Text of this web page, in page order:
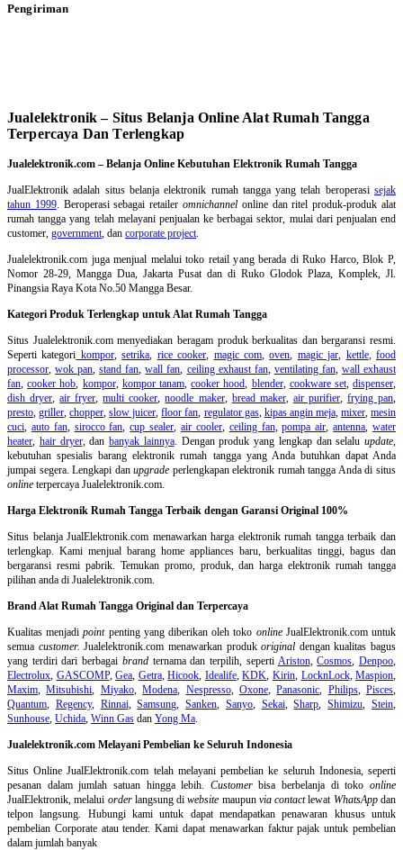
Pengiriman
Jualelektronik – Situs Belanja Online Alat Rumah Tangga
Terpercaya Dan Terlengkap
Jualelektronik.com – Belanja Online Kebutuhan Elektronik Rumah Tangga
JualElektronik adalah situs belanja elektronik rumah tanggayang telah beroperasisejak
tahun 1999. Beroperasi sebagai retaileromnichannel online dan ritel produk-produk alat
rumah tangga yang telah melayani penjualan ke berbagai sektor, mulai dari penjualan end
customer, government , dan corporate project
Jualelektronik.com juga menjual melalui toko retail yang berada di Ruko Harco, Blok P,
Nomor 28-29, Mangga Dua, Jakarta Pusat dan di Ruko Glodok Plaza, Komplek, Jl.
Pinangsia Raya Kota No.50 Mangga Besar.
Kategori Produk Terlengkap untuk Alat Rumah Tangga
Situs Jualelektronik.com menyediakan beragam produk berkualitas dan bergaransi resmi.
Seperti kategori kompor,setrika rice cooker magic com,oven magic jar kettle,food
processor ,wok pan ,stand fan ,wall fan ceiling exhaust fan, ventilating fan, wall exhaust
fan ,cooker hob kompor, kompor tanam,cooker hood blender, cookware set,dispenser
dish dryer ,air fryer ,multi cooker ,noodle maker, bread maker, air purifier, frying pan
presto ,griller ,chopper ,slow juicer ,floor fan regulator gas, kipas angin meja, mixer,mesin
cuci auto fan, sirocco fan ,cup sealer ,air cooler, ceiling fan,pompa air ,antenna ,water
heater hair dryer, dan banyak lainnya. Dengan produk yang lengkap dan selalu update
kebutuhan spesialis barang elektronik rumah tangga yang Anda butuhkan dapat Anda
jumpai segera. Lengkapi danupgrade perlengkapan elektronik rumah tangga Anda di situs
online terpercaya Jualelektronik.com.
Harga Elektronik Rumah Tangga Terbaik dengan Garansi Original 100%
Situs belanjaJualElektronik.com menawarkan harga elektronik rumah tangga terbaik dan
terlengkap. Kami menjual barang home appliances baru, berkualitas tinggi, bagus dan
bergaransi resmi pabrik. Temukan promo, produk, dan harga elektronik rumah tangga
pilihan anda di Jualelektronik.com.
Brand Alat Rumah Tangga Original dan Terpercaya
Kualitas menjadipointpenting yang diberikan oleh toko onlineJualElektronik.com untuk
semua customer. Jualelektronik.com menawarkan produkoriginal dengan kualitas bagus
yang terdiri dari berbagai brandternama dan terpilih, seperti Ariston,Cosmos ,Denpoo
Electrolux GASCOMP,Gea Getra,Hicook Idealife,KDK Kirin, LocknLock,Maspion
Maxim ,Mitsubishi Miyako,Modena Nespresso, Oxone,Panasonic Philips, Pisces
Quantum
Regency, Rinnai,Samsung ,Sanken Sanyo, Sekai,Sharp ,Shimizu ,Stein
Sunhouse Uchida Winn Gas dan Yong Ma
Jualelektronik.com Melayani Pembelian ke Seluruh Indonesia
Situs Online JualElektronik.com telah melayani pembelian ke seluruh Indonesia, seperti
pesanan dalam jumlah satuan hingga lebih. Customerbisa berbelanja di tokoonline
JualElektronik, melalui orderlangsung diwebsite maupun via contactlewat WhatsAppdan
telpon langsung
Hubungi kami untuk dapat mendapatkan penawaran khusus untuk
pembelian Corporate atau tender. Kami dapat menawarkan faktur pajak untuk pembelian
dalam jumlah banyak